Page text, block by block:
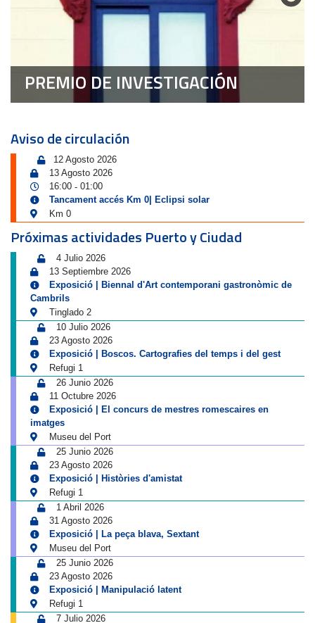
PREMIO DE INVESTIGACIÓN
Aviso de circulación
12 Agosto 2026
13 Agosto 2026
16:00 - 01:00
Tancament accés Km 0| Eclipsi solar
Km 0
Próximas actividades Puerto y Ciudad
4 Julio 2026
13 Septiembre 2026
Exposició | Biennal d'Art contemporani gastronòmic de
Cambrils
Tinglado 2
10 Julio 2026
23 Agosto 2026
Exposició | Boscos. Cartografies del temps i del gest
Refugi 1
26 Junio 2026
11 Octubre 2026
Exposició | El concurs de mestres romescaires en
imatges
Museu del Port
25 Junio 2026
23 Agosto 2026
Exposició | Històries d'amistat
Refugi 1
1 Abril 2026
31 Agosto 2026
Exposició | La peça blava, Sextant
Museu del Port
25 Junio 2026
23 Agosto 2026
Exposició | Manipulació latent
Refugi 1
7 Julio 2026